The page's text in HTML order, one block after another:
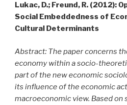
Lukac, D.; Freund, R. (2012):
Social Embeddedness of
Cultural Determinants
Abstract: The paper concerns
economy within a socio-
part of the new economic
its influence of the economic
macroeconomic view. Based on